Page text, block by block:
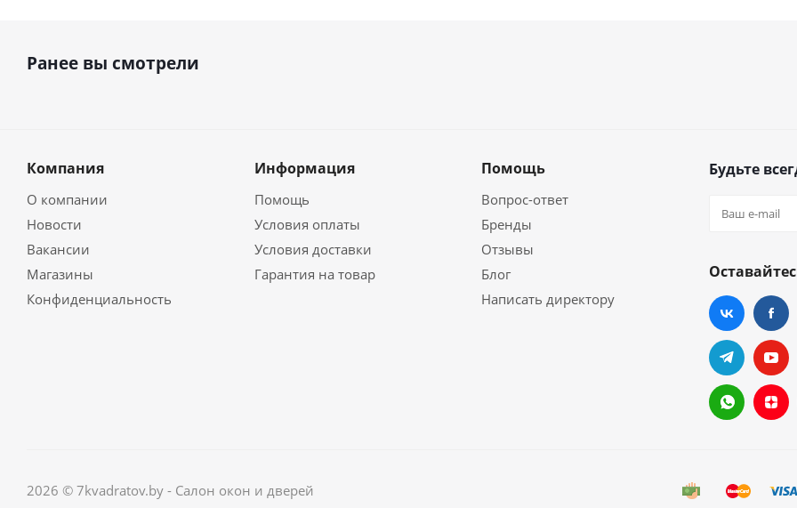
Ранее вы смотрели
Компания
О компании
Новости
Вакансии
Магазины
Конфиденциальность
Информация
Помощь
Условия оплаты
Условия доставки
Гарантия на товар
Помощь
Вопрос-ответ
Бренды
Отзывы
Блог
Написать директору
Будьте
2026 © 7kvadratov.by - Салон окон и дверей